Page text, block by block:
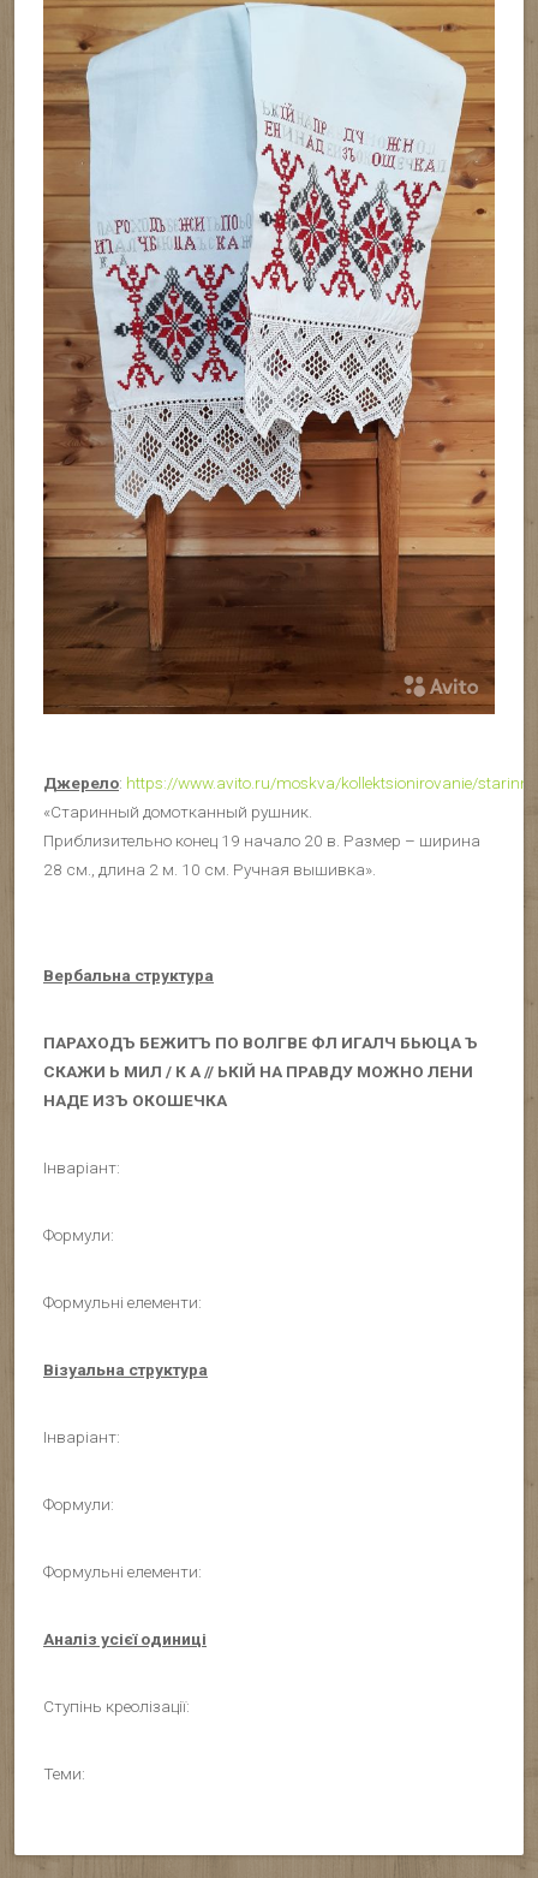
Джерело: https://www.avito.ru/moskva/kollektsionirovanie/
«Старинный домотканный рушник.
Приблизительно конец 19 начало 20 в. Размер – ширина
28 см., длина 2 м. 10 см. Ручная вышивка».
Вербальна структура
ПАРАХОДЪ БЕЖИТЪ ПО ВОЛГВЕ ФЛ ИГАЛЧ БЬЮЦА Ъ
СКАЖИ Ь МИЛ / К А // ЬКІЙ НА ПРАВДУ МОЖНО ЛЕНИ
НАДЕ ИЗЪ ОКОШЕЧКА
Інваріант:
Формули:
Формульні елементи:
Візуальна структура
Інваріант:
Формули:
Формульні елементи:
Аналіз усієї одиниці
Ступінь креолізації:
Теми: